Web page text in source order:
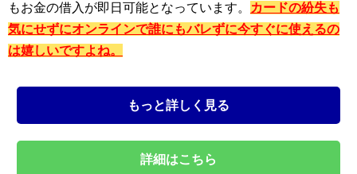
もお金の借入が即日可能となっています。
カードの紛失も
気にせずにオンラインで誰にもバレずに今すぐに使えるの
は嬉しいですよね。
もっと詳しく見る
詳細はこちら